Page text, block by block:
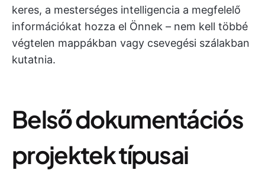
keres, a mesterséges intelligencia a megfelelő
információkat hozza el Önnek – nem kell többé
végtelen mappákban vagy csevegési szálakban
kutatnia.
Belső dokumentációs
projektek típusai